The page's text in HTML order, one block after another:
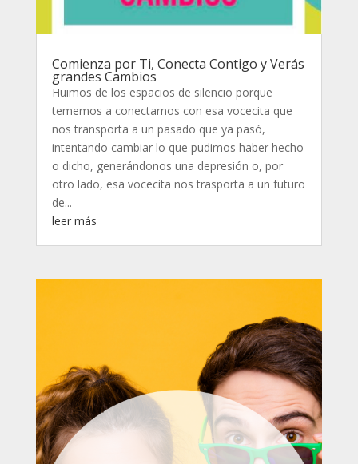
Comienza por Ti, Conecta Contigo y Verás
grandes Cambios
Huimos de los espacios de silencio porque
tememos a conectarnos con esa vocecita que
nos transporta a un pasado que ya pasó,
intentando cambiar lo que pudimos haber hecho
o dicho, generándonos una depresión o, por
otro lado, esa vocecita nos trasporta a un futuro
de...
leer más